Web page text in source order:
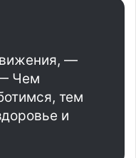
—
Чем
тем
и